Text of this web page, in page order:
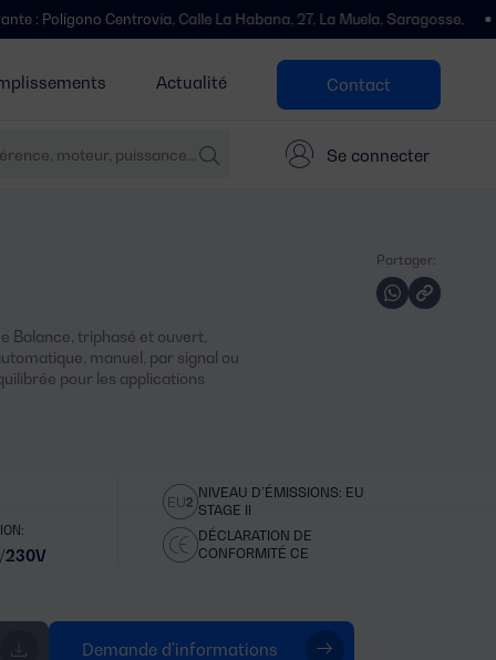
Actualité Contact
Se connecter
Calle La Habana, 27, La Muela, Saragosse. Nous
Partager:
Balance, triphasé et ouvert,
manuel, par signal ou
pour les applications
230V
NIVEAU D’ÉMISSIONS: EU
STAGE II
DÉCLARATION DE
CONFORMITÉ CE
Demande d'informations